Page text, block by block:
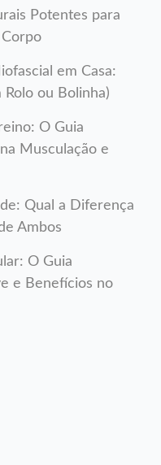
Potentes para
em Casa:
Rolo ou Bolinha)
O Guia
Musculação e
Qual a Diferença
Ambos
O Guia
e Benefícios no